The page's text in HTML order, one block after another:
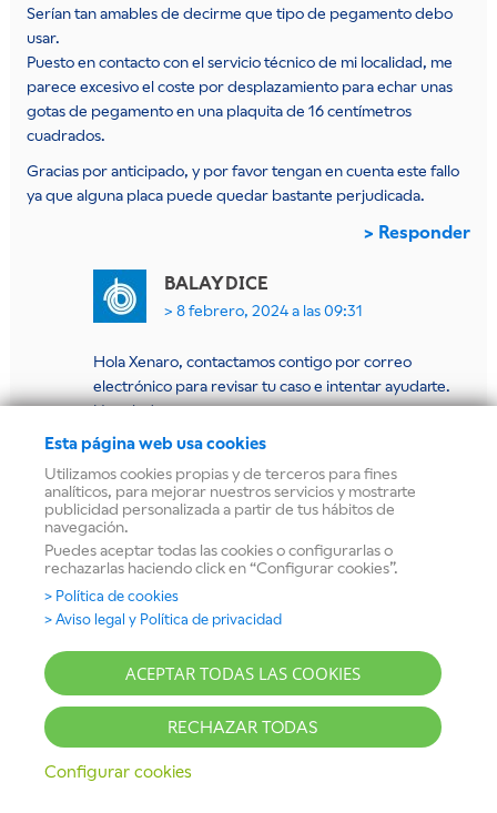
Esta página web usa cookies
Utilizamos cookies propias y de terceros para fines
analíticos, para mejorar nuestros servicios y mostrarte
publicidad personalizada a partir de tus hábitos de
navegación.
Puedes aceptar todas las cookies o configurarlas o
rechazarlas haciendo click en “Configurar cookies”.
> Política de cookies
> Aviso legal y Política de privacidad
ACEPTAR TODAS LAS COOKIES
RECHAZAR TODAS
Configurar cookies
Serían tan amables de decirme que tipo de pegamento debo
usar.
Puesto en contacto con el servicio técnico de mi localidad, me
parece excesivo el coste por desplazamiento para echar unas
gotas de pegamento en una plaquita de 16 centímetros
cuadrados.
Gracias por anticipado, y por favor tengan en cuenta este fallo
ya que alguna placa puede quedar bastante perjudicada.
Responder
BALAY DICE
8 febrero, 2024 a las 09:31
Hola Xenaro, contactamos contigo por correo
electrónico para revisar tu caso e intentar ayudarte.
Un saludo.
CARME PLA MOLA
17 abril, 2024 a las 10:40
Buenos días,
una distancia de la placa de inducción, pero resulta que el tubo
no llega al techo por unos centímetros y me pide que compre
una extensión pero son casi tan caras como la campana.
Hay algún problema de ponerla más alta para que el tubo
hubiese llegado al techo como por ejemplo a 80 o 90 cm de la